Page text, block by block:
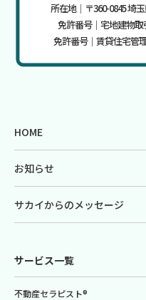
所在地｜〒360-0845 埼
免許番号｜宅地建物取
免許番号｜賃貸住宅管
HOME
お知らせ
サカイからのメッセージ
サービス一覧
不動産セラピスト®